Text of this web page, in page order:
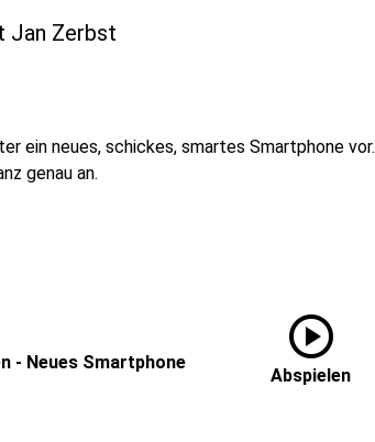
Jan Zerbst
ein neues, schickes, smartes Smartphone vor.
genau an.
- Neues Smartphone
play_circle
Abspielen